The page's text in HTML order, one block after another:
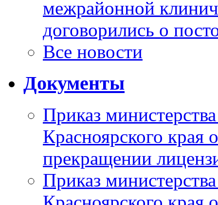
межрайонной
договорились о
Все новости
Документы
Приказ
Красноярского
прекращении
Приказ